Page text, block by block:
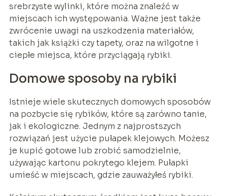
srebrzyste wylinki, które można znaleźć w
miejscach ich występowania. Ważne jest także
zwrócenie uwagi na uszkodzenia materiałów,
takich jak książki czy tapety, oraz na wilgotne i
ciepłe miejsca, które przyciągają rybiki.
Domowe sposoby na rybiki
Istnieje wiele skutecznych domowych sposobów
na pozbycie się rybików, które są zarówno tanie,
jak i ekologiczne. Jednym z najprostszych
rozwiązań jest użycie pułapek klejowych. Możesz
je kupić gotowe lub zrobić samodzielnie,
używając kartonu pokrytego klejem. Pułapki
umieść w miejscach, gdzie zauważyłeś rybiki.